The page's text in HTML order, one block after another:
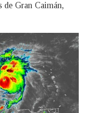
de Gran Caimán,